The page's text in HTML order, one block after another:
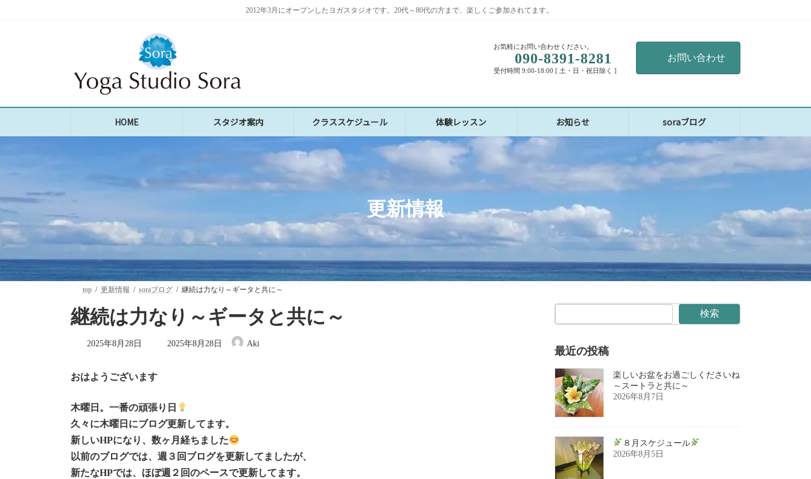
ッ
移
2012年3月にオープンしたヨガスタジオです。20代～80代の方まで、楽しくご参加されてます。
お気軽にお問い合わせください。
090-8391-8281
受付時間 9:00-18:00 [ 土・日・祝日除く ]
お問い合わせ
HOME スタジオ案内 クラススケジュール 体験レッスン お知らせ soraブログ
更新情報
top 更新情報 soraブログ 継続は力なり～ギータと共に～
継続は力なり～ギータと共に～
2025年8月28日
最
:
2025年8月28日 Aki
おはようございます
木曜日。一番の頑張り日
久々に木曜日にブログ更新してます。
新しいHPになり、数ヶ月経ちました
以前のブログでは、週３回ブログを更新してましたが、
新たなHPでは、ほぼ週２回のペースで更新してます。
検索
最近の投稿
楽しいお盆をお過ごしくださいね
～スートラと共に～
2026年8月7日
８月スケジュール
2026年8月5日